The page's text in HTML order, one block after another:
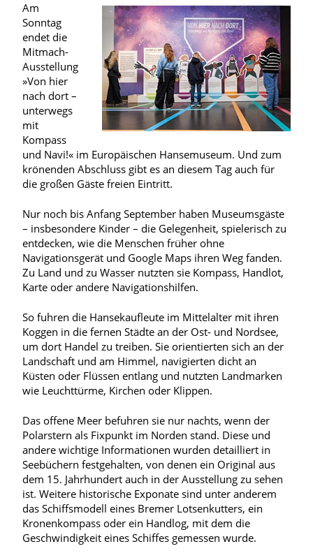
Am
Sonntag
endet die
Mitmach-
Ausstellung
»Von hier
nach dort –
unterwegs
mit
Kompass
und Navi!« im Europäischen Hansemuseum. Und zum
krönenden Abschluss gibt es an diesem Tag auch für
die großen Gäste freien Eintritt.
Nur noch bis Anfang September haben Museumsgäste
– insbesondere Kinder – die Gelegenheit, spielerisch zu
entdecken, wie die Menschen früher ohne
Navigationsgerät und Google Maps ihren Weg fanden.
Zu Land und zu Wasser nutzten sie Kompass, Handlot,
Karte oder andere Navigationshilfen.
So fuhren die Hansekaufleute im Mittelalter mit ihren
Koggen in die fernen Städte an der Ost- und Nordsee,
um dort Handel zu treiben. Sie orientierten sich an der
Landschaft und am Himmel, navigierten dicht an
Küsten oder Flüssen entlang und nutzten Landmarken
wie Leuchttürme, Kirchen oder Klippen.
Das offene Meer befuhren sie nur nachts, wenn der
Polarstern als Fixpunkt im Norden stand. Diese und
andere wichtige Informationen wurden detailliert in
Seebüchern festgehalten, von denen ein Original aus
dem 15. Jahrhundert auch in der Ausstellung zu sehen
ist. Weitere historische Exponate sind unter anderem
das Schiffsmodell eines Bremer Lotsenkutters, ein
Kronenkompass oder ein Handlog, mit dem die
Geschwindigkeit eines Schiffes gemessen wurde.